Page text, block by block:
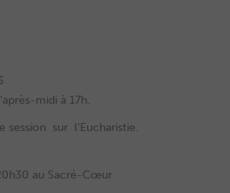
midi à 17h.
session sur l’Eucharistie.
au Sacré-Cœur